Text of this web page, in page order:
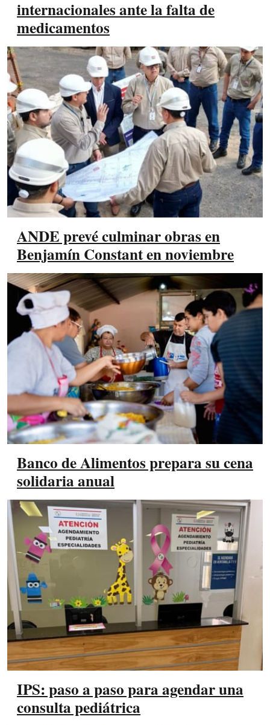
internacionales ante la falta de
medicamentos
ANDE prevé culminar obras en
Benjamín Constant en noviembre
Banco de Alimentos prepara su cena
solidaria anual
IPS: paso a paso para agendar una
consulta pediátrica